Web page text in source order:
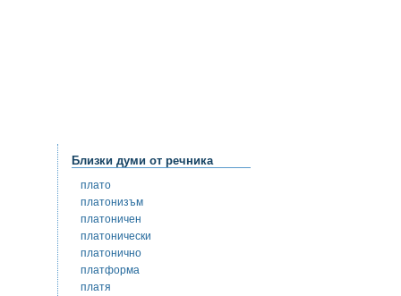
Близки думи от речника
плато
платонизъм
платоничен
платонически
платонично
платформа
платя